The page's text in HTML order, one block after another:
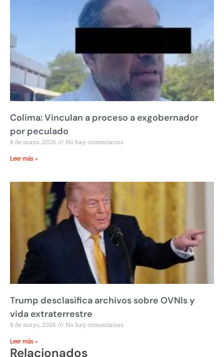
Colima: Vinculan a proceso a exgobernador
por peculado
8 de mayo, 2026 No hay comentarios
Leer más »
Trump desclasifica archivos sobre OVNIs y
vida extraterrestre
8 de mayo, 2026 No hay comentarios
Leer más »
Relacionados